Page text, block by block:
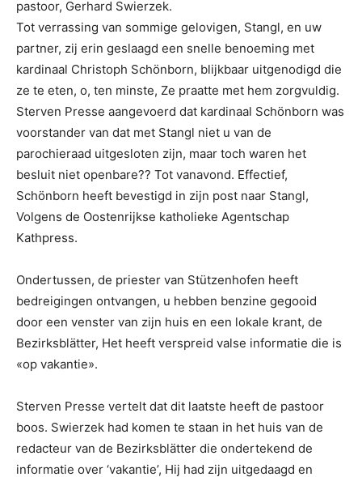
pastoor, Gerhard Swierzek.
Tot verrassing van sommige gelovigen, Stangl, en uw
partner, zij erin geslaagd een snelle benoeming met
kardinaal Christoph Schönborn, blijkbaar uitgenodigd die
ze te eten, o, ten minste, Ze praatte met hem zorgvuldig.
Sterven Presse aangevoerd dat kardinaal Schönborn was
voorstander van dat met Stangl niet u van de
parochieraad uitgesloten zijn, maar toch waren het
besluit niet openbare?? Tot vanavond. Effectief,
Schönborn heeft bevestigd in zijn post naar Stangl,
Volgens de Oostenrijkse katholieke Agentschap
Kathpress.
Ondertussen, de priester van Stützenhofen heeft
bedreigingen ontvangen, u hebben benzine gegooid
door een venster van zijn huis en een lokale krant, de
Bezirksblätter, Het heeft verspreid valse informatie die is
«op vakantie».
Sterven Presse vertelt dat dit laatste heeft de pastoor
boos. Swierzek had komen te staan in het huis van de
redacteur van de Bezirksblätter die ondertekend de
informatie over ‘vakantie’, Hij had zijn uitgedaagd en